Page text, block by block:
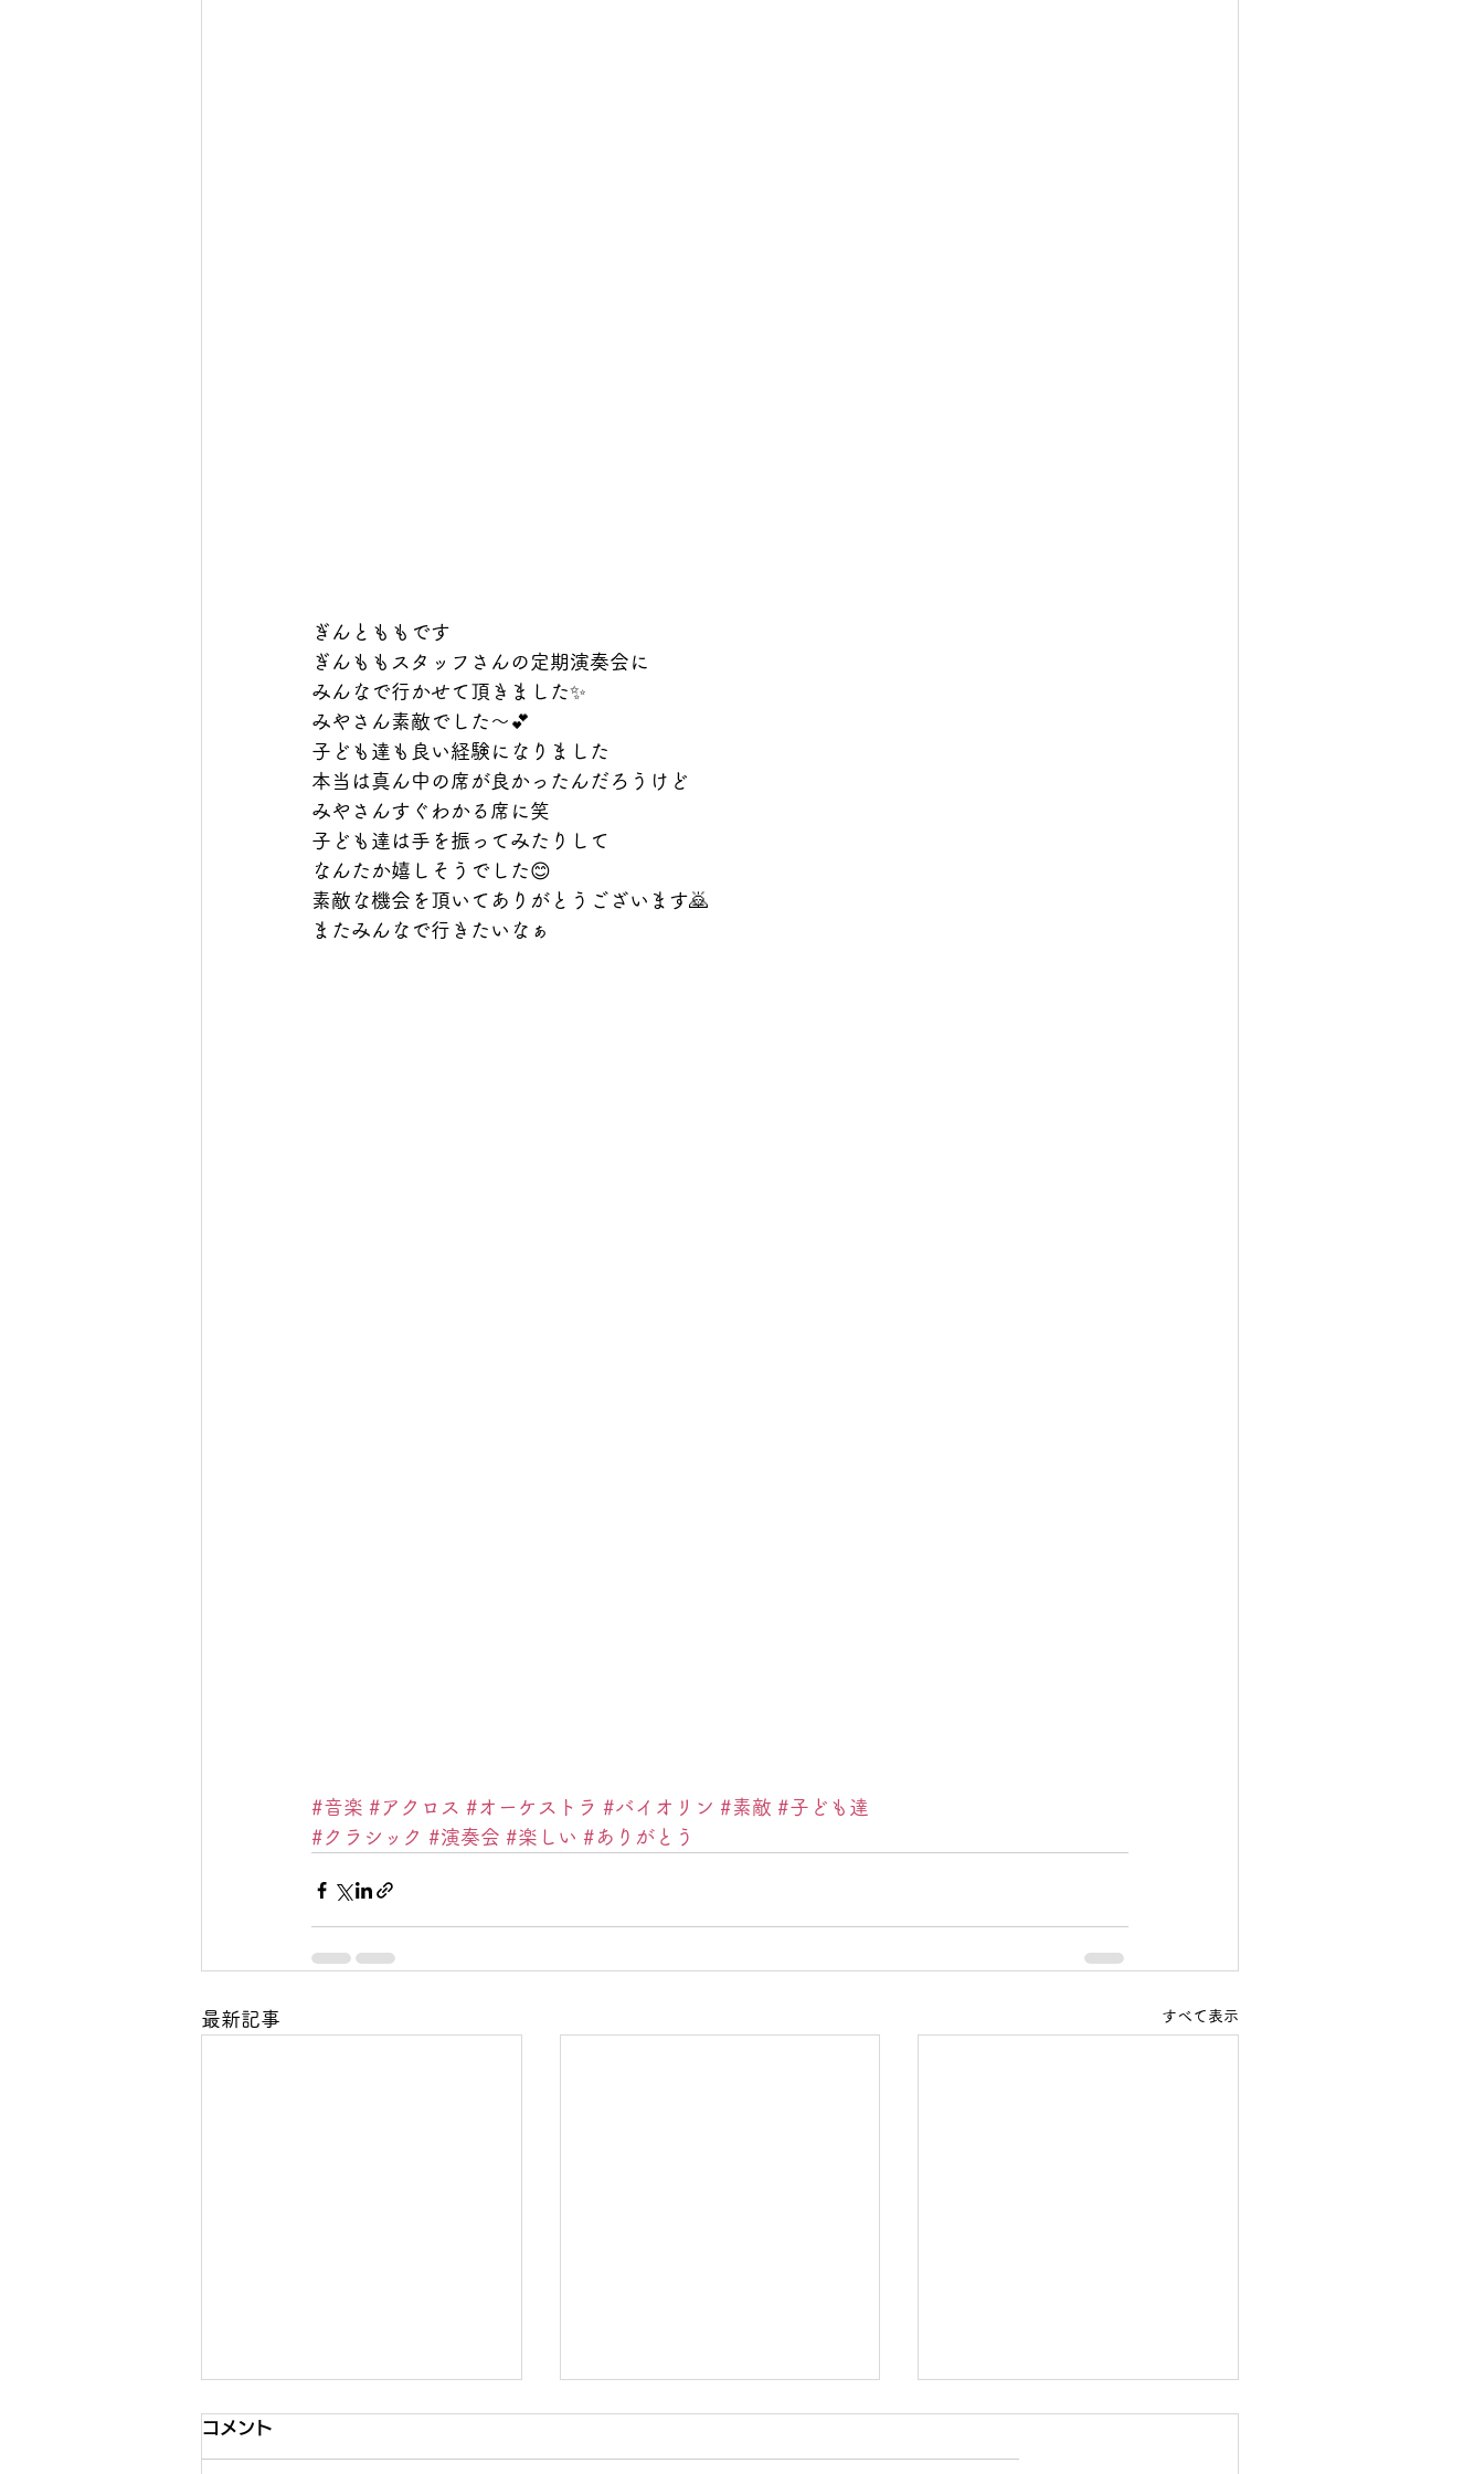
ぎんとももです
ぎんももスタッフさんの定期演奏会に
みんなで行かせて頂きました✨
みやさん素敵でした～💕
子ども達も良い経験になりました
本当は真ん中の席が良かったんだろうけど
みやさんすぐわかる席に笑
子ども達は手を振ってみたりして
なんたか嬉しそうでした😊
素敵な機会を頂いてありがとうございます🙇
またみんなで行きたいなぁ
#音楽 #アクロス #オーケストラ #バイオリン #素敵 #子ども達
#クラシック #演奏会 #楽しい #ありがとう
最新記事 すべて表示
コメント